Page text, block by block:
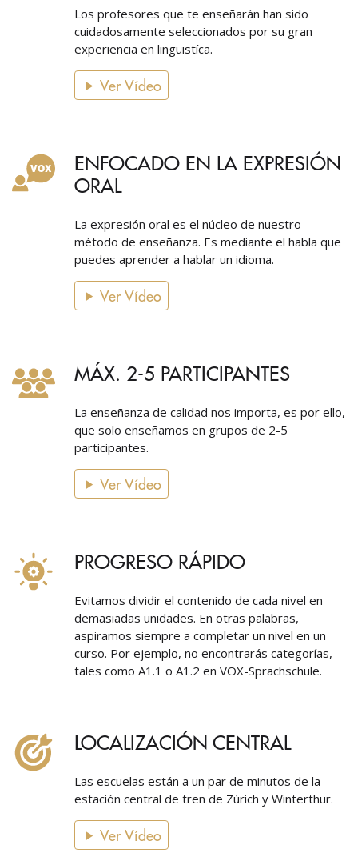
Los profesores que te enseñarán han sido
cuidadosamente seleccionados por su gran
experiencia en lingüistíca.
Ver Vídeo
ENFOCADO EN LA EXPRESIÓN
ORAL
La expresión oral es el núcleo de nuestro
método de enseñanza. Es mediante el habla que
puedes aprender a hablar un idioma.
Ver Vídeo
MÁX. 2-5 PARTICIPANTES
La enseñanza de calidad nos importa, es por ello,
que solo enseñamos en grupos de 2-5
participantes.
Ver Vídeo
PROGRESO RÁPIDO
Evitamos dividir el contenido de cada nivel en
demasiadas unidades. En otras palabras,
aspiramos siempre a completar un nivel en un
curso. Por ejemplo, no encontrarás categorías,
tales como A1.1 o A1.2 en VOX-Sprachschule.
LOCALIZACIÓN CENTRAL
Las escuelas están a un par de minutos de la
estación central de tren de Zúrich y Winterthur.
Ver Vídeo